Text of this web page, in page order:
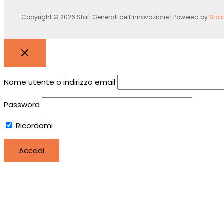
Copyright © 2026 Stati Generali dell'Innovazione | Powered by
Nome utente o indirizzo email
Password
Ricordami